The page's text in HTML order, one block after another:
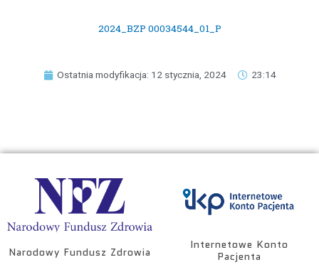
2024_BZP 00034544_01_P
Ostatnia modyfikacja: 12 stycznia, 2024 23:14
Narodowy Fundusz Zdrowia
Internetowe Konto
Pacjenta